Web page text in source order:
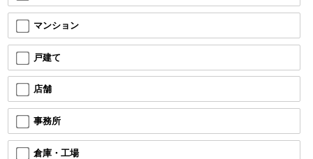
マンション
戸建て
店舗
事務所
倉庫・工場